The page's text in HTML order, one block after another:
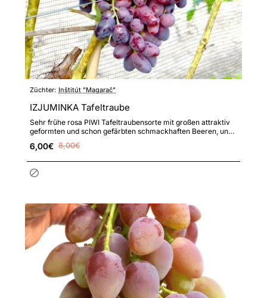
Züchter: Inštitút "Magarač"
IZJUMINKA Tafeltraube
Sehr frühe rosa PIWI Tafeltraubensorte mit großen attraktiv
geformten und schon gefärbten schmackhaften Beeren, und
6,00€ 8,00€